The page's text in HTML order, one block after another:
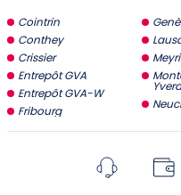
Cointrin
Conthey
Crissier
Entrepôt GVA
Entrepôt GVA-W
Fribourg